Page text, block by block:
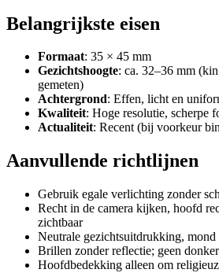
Belangrijkste eisen
Formaat: 35 × 45 mm
Gezichtshoogte: ca. 32–36 mm
gemeten)
Achtergrond: Effen, licht en
Kwaliteit: Hoge resolutie, scherpe
Actualiteit: Recent (bij voorkeur
Aanvullende richtlijnen
Gebruik egale verlichting zonder
Recht in de camera kijken, hoofd
zichtbaar
Neutrale gezichtsuitdrukking, mond
Brillen zonder reflectie; geen
Hoofdbedekking alleen om